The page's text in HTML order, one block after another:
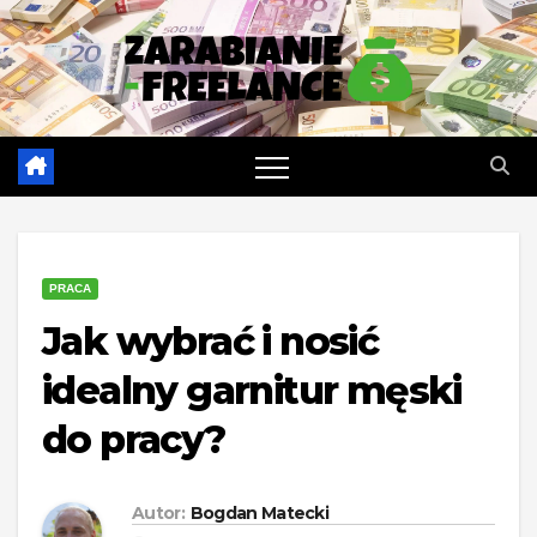
Skip
to
content
PRACA
Jak wybrać i nosić
idealny garnitur męski
do pracy?
Autor: Bogdan Matecki